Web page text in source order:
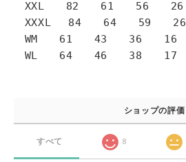
XXL 82 61 56 26
XXXL 84 64 59 26
WM 61 43 36 16
WL 64 46 38 17
ショップの評価
すべて 8